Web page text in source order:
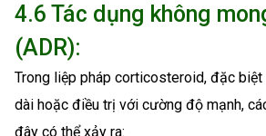
4.6 Tác dụng không
(ADR):
Trong liệp pháp corticosteroid, đặc
dài hoặc điều trị với cường độ mạnh,
đây có thể xảy ra: